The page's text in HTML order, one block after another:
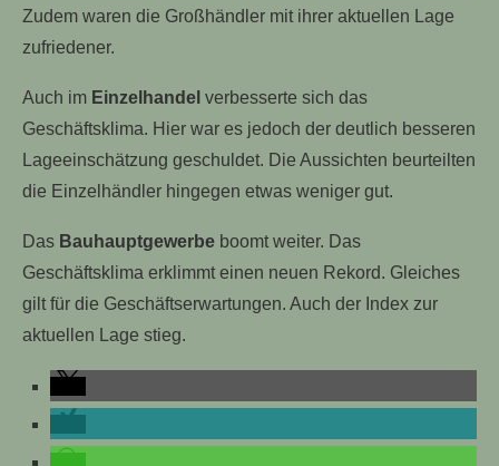
Zudem waren die Großhändler mit ihrer aktuellen Lage
zufriedener.
Auch im Einzelhandel verbesserte sich das
Geschäftsklima. Hier war es jedoch der deutlich besseren
Lageeinschätzung geschuldet. Die Aussichten beurteilten
die Einzelhändler hingegen etwas weniger gut.
Das Bauhauptgewerbe boomt weiter. Das
Geschäftsklima erklimmt einen neuen Rekord. Gleiches
gilt für die Geschäftserwartungen. Auch der Index zur
aktuellen Lage stieg.